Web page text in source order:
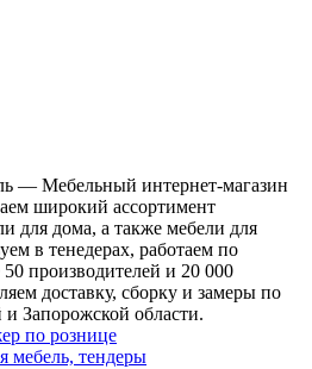
— Мебельный интернет-магазин
широкий ассортимент
для дома, а также мебели для
в тенедерах, работаем по
производителей и 20 000
доставку, сборку и замеры по
Запорожской области.
по рознице
мебель, тендеры